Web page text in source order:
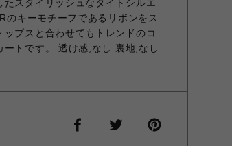
スタイリッシュなタイトシルエ
のキーモチーフであるリボンをス
プスと合わせてもトレンドのコ
トです。 透け感;なし 裏地;なし